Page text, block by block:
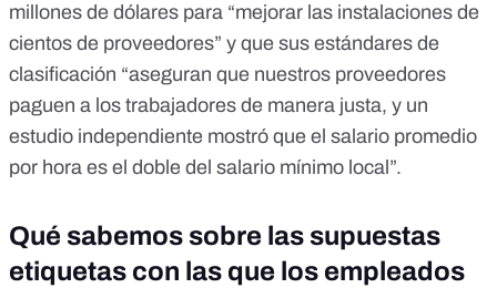
millones de dólares para “mejorar las instalaciones de
cientos de proveedores” y que sus estándares de
clasificación “aseguran que nuestros proveedores
paguen a los trabajadores de manera justa, y un
estudio independiente mostró que el salario promedio
por hora es el doble del salario mínimo local”.
Qué sabemos sobre las supuestas
etiquetas con las que los empleados